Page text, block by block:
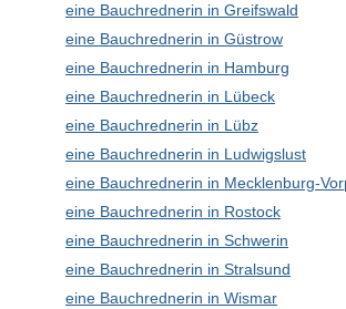
eine Bauchrednerin in Greifswald
eine Bauchrednerin in Güstrow
eine Bauchrednerin in Hamburg
eine Bauchrednerin in Lübeck
eine Bauchrednerin in Lübz
eine Bauchrednerin in Ludwigslust
eine Bauchrednerin in Mecklenburg-
eine Bauchrednerin in Rostock
eine Bauchrednerin in Schwerin
eine Bauchrednerin in Stralsund
eine Bauchrednerin in Wismar